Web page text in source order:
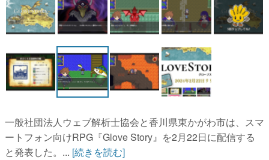
女性向け
アプリレビュー
その他
電ファミニコゲーマーとは？
運営：株式会社マレ
一般社団法人ウェブ解析士協会と香川県東かがわ市は、スマ
ートフォン向けRPG『Glove Story』を2月22日に配信する
と発表した。... [続きを読む]